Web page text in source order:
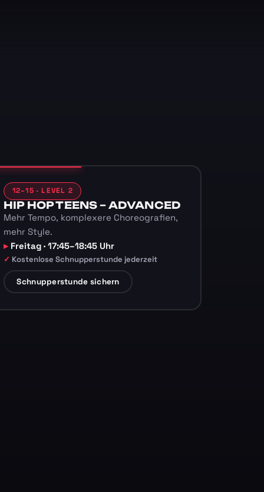
12–15 · LEVEL 2
HIP HOP TEENS – ADVANCED
Mehr Tempo, komplexere Choreografien,
mehr Style.
Freitag · 17:45–18:45 Uhr
Kostenlose Schnupperstunde jederzeit
Schnupperstunde sichern